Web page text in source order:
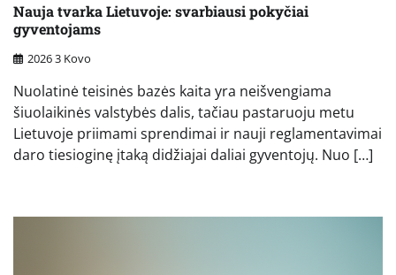
Nauja tvarka Lietuvoje: svarbiausi pokyčiai
gyventojams
2026 3 Kovo
Nuolatinė teisinės bazės kaita yra neišvengiama
šiuolaikinės valstybės dalis, tačiau pastaruoju metu
Lietuvoje priimami sprendimai ir nauji reglamentavimai
daro tiesioginę įtaką didžiajai daliai gyventojų. Nuo […]